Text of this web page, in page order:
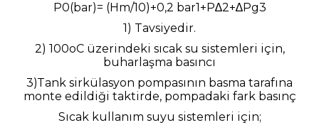
P0(bar)= (Hm/10)+0,2 bar1+P∆2+∆Pg3
1) Tavsiyedir.
2) 100oC üzerindeki sıcak su sistemleri için,
buharlaşma basıncı
3)Tank sirkülasyon pompasının basma tarafına
monte edildiği taktirde, pompadaki fark basınç
Sıcak kullanım suyu sistemleri için;